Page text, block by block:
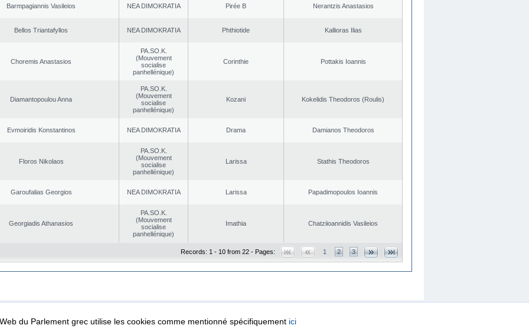
Barmpagiannis Vasileios NEA DΙMOKRATIA Pirée B Nerantzis Anastasios
Bellos Triantafyllos NEA DΙMOKRATIA Phthiotide Kallioras Ilias
Choremis Anastasios
PA.SO.K.
(Mouvement
socialise
panhellénique)
Corinthie Pottakis Ioannis
Diamantopoulou Anna
PA.SO.K.
(Mouvement
socialise
panhellénique)
Kozani Kokelidis Theodoros (Roulis)
Evmoiridis Konstantinos NEA DΙMOKRATIA Drama Damianos Theodoros
Floros Nikolaos
PA.SO.K.
(Mouvement
socialise
panhellénique)
Larissa Stathis Theodoros
Garoufalias Georgios NEA DΙMOKRATIA Larissa Papadimopoulos Ioannis
Georgiadis Athanasios
PA.SO.K.
(Mouvement
socialise
panhellénique)
Imathia Chatziioannidis Vasileios
Records: 1 - 10 from 22 - Pages: 1 2 3
Protection Security & Access
du Parlement grec utilise les cookies comme mentionné spécifiquement ici